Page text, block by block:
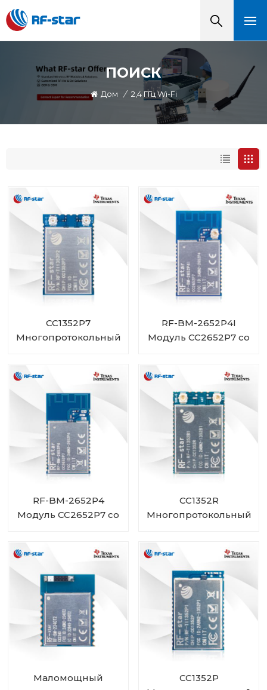
ПОИСК
Дом / 2,4 ГГц Wi-Fi
CC1352P7
Многопротокольный
менее 1 ГГц и 2,4 ГГц
RF-TI1352P2
RF-BM-2652P4I
Модуль CC2652P7 со
RF-BM-2652P4
Модуль CC2652P7 со
мощности
CC1352R
Многопротокольный
ГГц RF-TI1352B1
Маломощный
CC1352P